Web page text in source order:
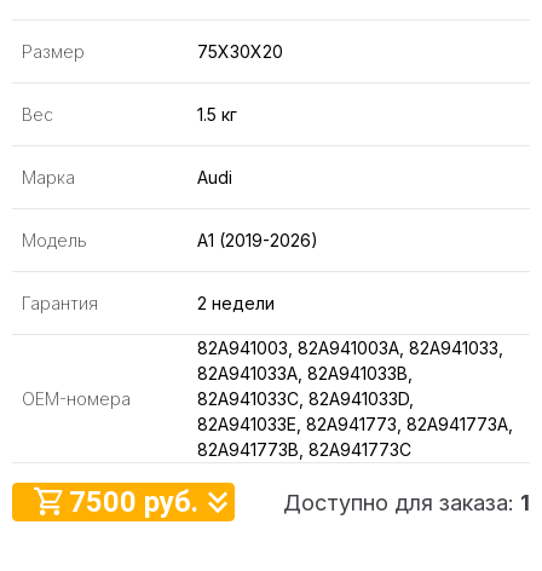
Размер 75X30X20
Вес 1.5 кг
Марка Audi
Модель A1 (2019-2026)
Гарантия 2 недели
OEM-номера
82A941003, 82A941003A, 82A941033,
82A941033A, 82A941033B,
82A941033C, 82A941033D,
82A941033E, 82A941773, 82A941773A,
82A941773B, 82A941773C
7500 руб. Доступно для заказа: 1